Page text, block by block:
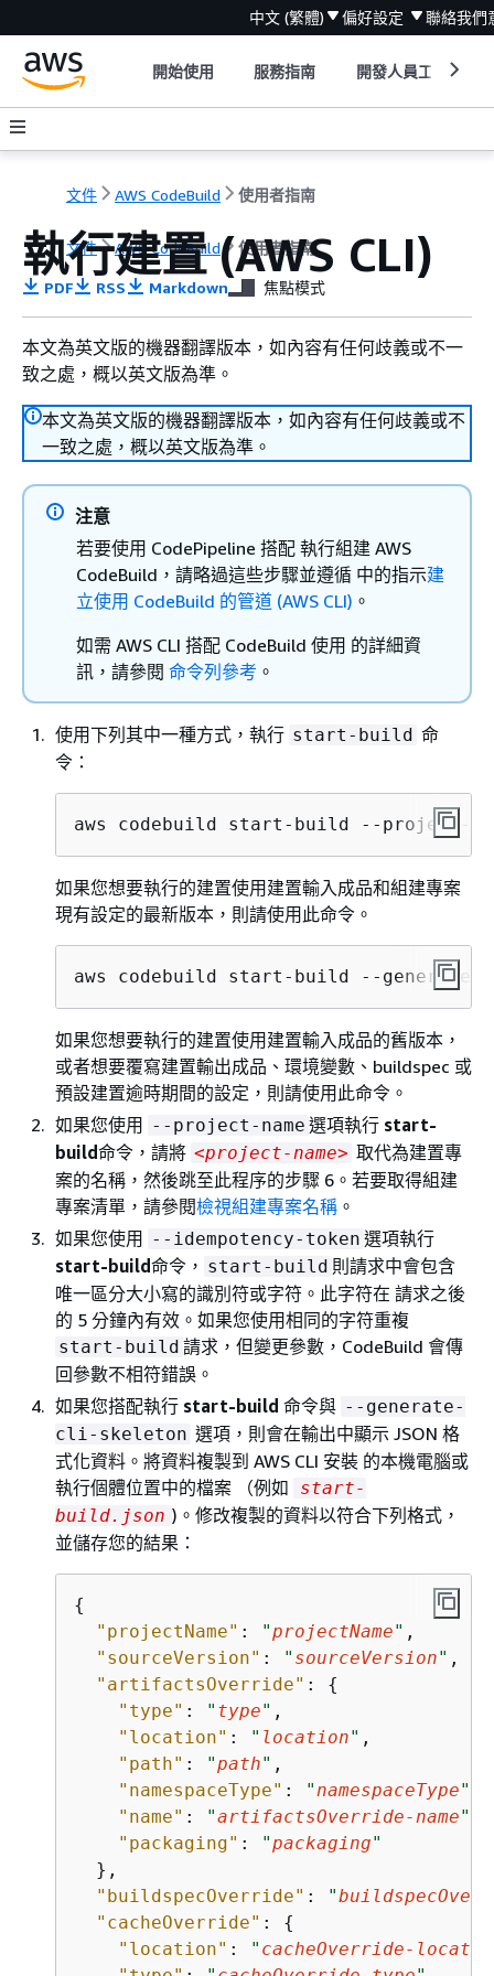
中文 (繁體) 偏好設定 聯絡我們
開始使用 服務指南 開發人員工具
文件 AWS CodeBuild 使用者指南
文件 AWS CodeBuild 使用者指南
執行建置 (AWS CLI)
PDF RSS Markdown 焦點模式
本文為英文版的機器翻譯版本，如內容有任何歧義或不一
致之處，概以英文版為準。
本文為英文版的機器翻譯版本，如內容有任何歧義或不
一致之處，概以英文版為準。
注意
若要使用 CodePipeline 搭配 執行組建 AWS
CodeBuild，請略過這些步驟並遵循 中的指示建
立使用 CodeBuild 的管道 (AWS CLI) 。
如需 AWS CLI 搭配 CodeBuild 使用 的詳細資
訊，請參閱 命令列參考 。
使用下列其中一種方式，執行 start-build 命
令：
aws codebuild start-build --project-
如果您想要執行的建置使用建置輸入成品和組建專案
現有設定的最新版本，則請使用此命令。
aws codebuild start-build --generate-
如果您想要執行的建置使用建置輸入成品的舊版本，
或者想要覆寫建置輸出成品、環境變數、buildspec 或
預設建置逾時期間的設定，則請使用此命令。
如果您使用
--project-name 選項執行 start-
build命令，請將 <project-name> 取代為建置專
案的名稱，然後跳至此程序的步驟 6。若要取得組建
專案清單，請參閱檢視組建專案名稱 。
如果您使用
--idempotency-token 選項執行
start-build命令， start-build 則請求中會包含
唯一區分大小寫的識別符或字符。此字符在 請求之後
的 5 分鐘內有效。如果您使用相同的字符重複
start-build 請求，但變更參數，CodeBuild 會傳
回參數不相符錯誤。
如果您搭配執行 start-build 命令與 --generate-
cli-skeleton 選項，則會在輸出中顯示 JSON 格
式化資料。將資料複製到 AWS CLI 安裝 的本機電腦或
執行個體位置中的檔案 （例如
start-
build.json )。修改複製的資料以符合下列格式，
並儲存您的結果：
{
"projectName" : "projectName" ,
"sourceVersion" : " sourceVersion" ,
"artifactsOverride" : {
"type" : " type" ,
"location" : " location" ,
"path" : "path" ,
"namespaceType" : "namespaceType"
"name" : "artifactsOverride-name"
"packaging" : "packaging"
  },
"buildspecOverride" : "
"cacheOverride" : {
"location" : " cacheOverride-